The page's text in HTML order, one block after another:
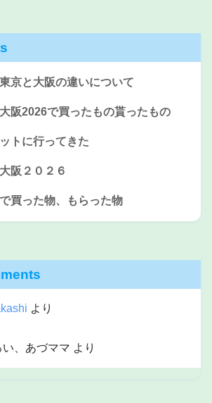
京と大阪の違いについて
阪2026で買ったもの貰ったもの
トに行ってきた
阪２０２６
買った物、もらった物
より
い、あづママ より